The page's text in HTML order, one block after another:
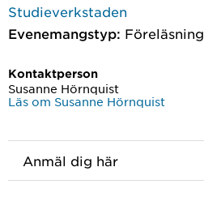
Studieverkstaden
Evenemangstyp: Föreläsning
Kontaktperson
Susanne Hörnquist
Läs om Susanne Hörnquist
Anmäl dig här